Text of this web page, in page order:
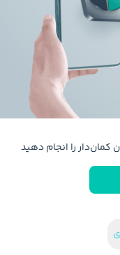
را انجام دهید